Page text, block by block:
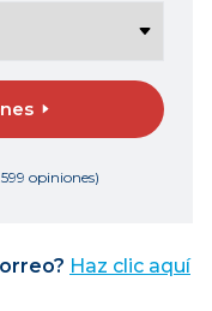
opiniones)
Haz clic aquí